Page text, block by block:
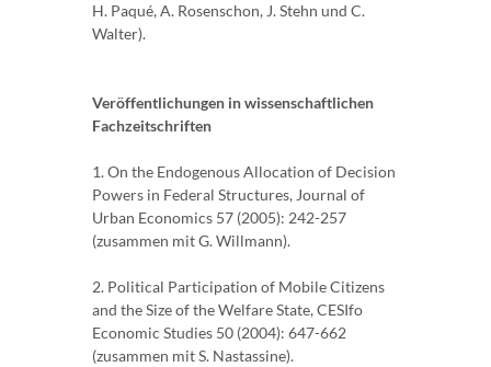
H. Paqué, A. Rosenschon, J. Stehn und C.
Walter).
Veröffentlichungen in wissenschaftlichen
Fachzeitschriften
1. On the Endogenous Allocation of Decision
Powers in Federal Structures, Journal of
Urban Economics 57 (2005): 242-257
(zusammen mit G. Willmann).
2. Political Participation of Mobile Citizens
and the Size of the Welfare State, CESIfo
Economic Studies 50 (2004): 647-662
(zusammen mit S. Nastassine).